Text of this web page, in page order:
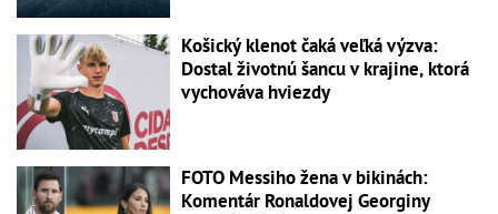
Košický klenot čaká veľká výzva:
Dostal životnú šancu v krajine, ktorá
vychováva hviezdy
FOTO Messiho žena v bikinách:
Komentár Ronaldovej Georginy